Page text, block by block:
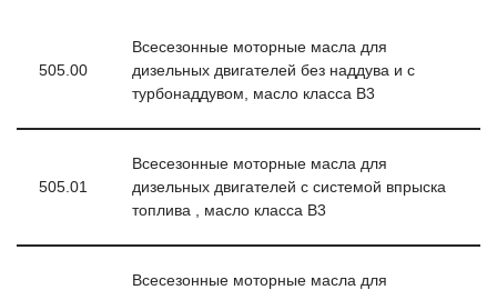
505.00
Всесезонные моторные масла для
дизельных двигателей без наддува и с
турбонаддувом, масло класса В3
505.01
Всесезонные моторные масла для
дизельных двигателей с системой впрыска
топлива , масло класса В3
Всесезонные моторные масла для